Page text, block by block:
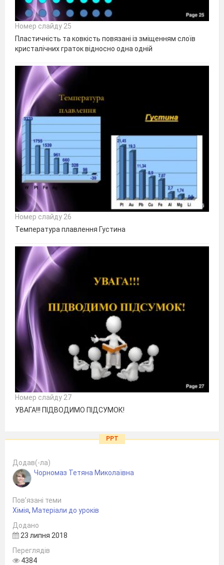
Номер слайду 25
Пластичність та ковкість повязані із зміщенням слоїв
кристалічних граток відносно одна одній
Номер слайду 26
Температура плавлення Густина
Номер слайду 27
УВАГА!!! ПІДВОДИМО ПІДСУМОК!
PPT
Додав(-ла)
Чорномаз Тетяна Миколаївна
Пов’язані теми
Хімія, Матеріали до уроків
Додано
23 липня 2018
Переглядів
4384